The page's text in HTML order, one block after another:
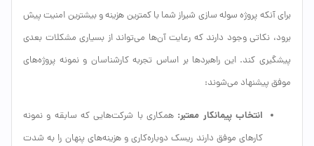
برای آنکه پروژه سوله سازی شیراز شما با کمترین هزینه و بیشترین امنیت پیش
برود، نکاتی وجود دارند که رعایت آن‌ها می‌تواند از بسیاری مشکلات بعدی
پیشگیری کند. این راهبردها بر اساس تجربه کارشناسان و نمونه پروژه‌های
موفق پیشنهاد می‌شوند:
انتخاب پیمانکار معتبر: همکاری با شرکت‌هایی که سابقه و نمونه
کارهای موفق دارند ریسک دوباره‌کاری و هزینه‌های پنهان را به شدت